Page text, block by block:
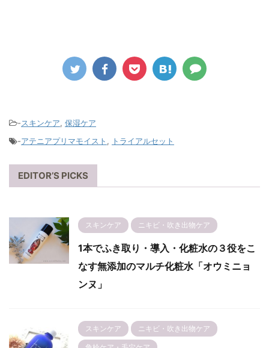
-スキンケア, 保湿ケア
-アテニアプリマモイスト , トライアルセット
EDITOR’S PICKS
スキンケア ニキビ・吹き出物ケア
1本でふき取り・導入・化粧水の３役をこ
なす無添加のマルチ化粧水「オウミニョ
ンヌ」
スキンケア ニキビ・吹き出物ケア